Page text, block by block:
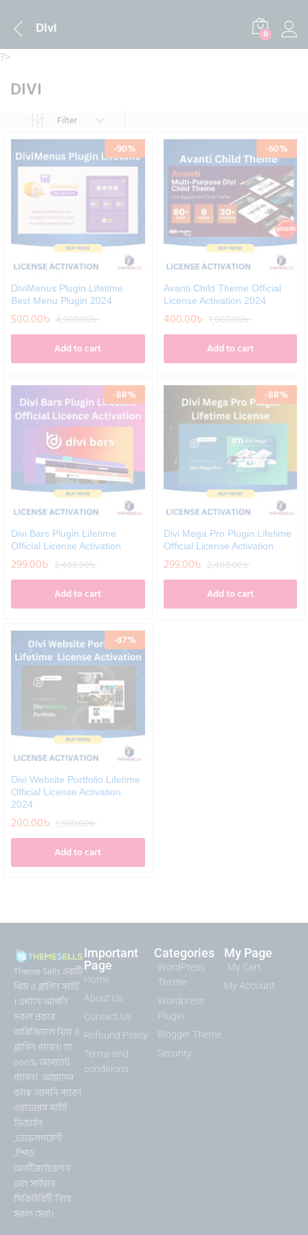
Divi 0
?>
DIVI
Filter
-90%
DiviMenus Plugin Lifetime
Best Menu Plugin 2024
500.00৳ 4,900.00৳
Add to cart
-60%
Avanti Child Theme Official
License Activation 2024
400.00৳ 1,000.00৳
Add to cart
-88%
Divi Bars Plugin Lifetime
Official License Activation
299.00৳ 2,400.00৳
Add to cart
-88%
Divi Mega Pro Plugin Lifetime
Official License Activation
299.00৳ 2,400.00৳
Add to cart
-87%
Divi Website Portfolio Lifetime
Official License Activation
2024
200.00৳ 1,500.00৳
Add to cart
Theme Sells একটি
থিম ও প্লাগিন সাইট
। এখানে আপনি
সকল প্রকার
অরিজিনাল থিম ও
প্লাগিন পাবেন। যা
১০০% আপডেট
পাবেন। আমাদের
কাছে আপনি পাবেন
ওয়াডপ্রেস সাইট
ডিজাইন
,ডেভেলপমেন্ট
,স্পিড
অপটিমাইজেশন
এবং সাইবার
সিকিউরিটি নিয়ে
সকল সেবা।
Important
Page
Home
About Us
Contact Us
Refound Policy
Terms and
conditions
Categories
WordPress
Theme
Wordpress
Plugin
Blogger Theme
Security
My Page
My Cart
My Account